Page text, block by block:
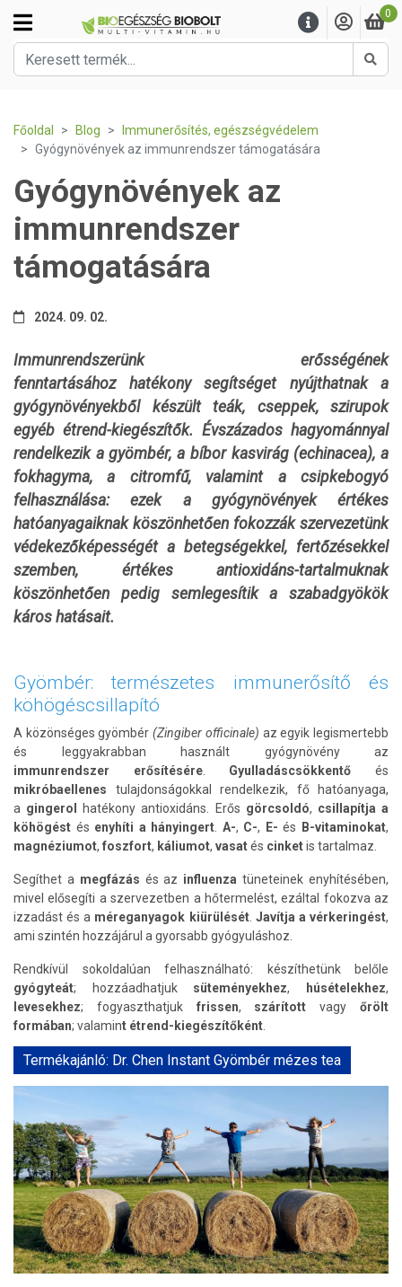
0
Főoldal Blog
Immunerősítés, egészségvédelem
Gyógynövények az immunrendszer támogatására
Gyógynövények az
immunrendszer
támogatására
2024. 09. 02.
Immunrendszerünk erősségének
fenntartásához hatékony segítséget nyújthatnak a
gyógynövényekből készült teák, cseppek, szirupok
egyéb étrend-kiegészítők. Évszázados hagyománnyal
rendelkezik a gyömbér, a bíbor kasvirág (echinacea), a
fokhagyma, a citromfű, valamint a csipkebogyó
felhasználása: ezek a gyógynövények értékes
hatóanyagaiknak köszönhetően fokozzák szervezetünk
védekezőképességét a betegségekkel, fertőzésekkel
szemben, értékes antioxidáns-tartalmuknak
köszönhetően pedig semlegesítik a szabadgyökök
káros hatásait.
Gyömbér: természetes immunerősítő és
köhögéscsillapító
A közönséges gyömbér(Zingiber officinale) az egyik legismertebb
és leggyakrabban használt gyógynövény az
immunrendszer
erősítésére. Gyulladáscsökkentőés
mikróbaellenes tulajdonságokkal rendelkezik, fő hatóanyaga,
a gingerol hatékony antioxidáns. Erős görcsoldó, csillapítja a
köhögést és enyhíti a hányingert A-, C-, E- és B-vitaminokat,
magnéziumot, foszfort, káliumot, vasatés cinketis tartalmaz.
Segíthet a megfázás és az influenzatüneteinek enyhítésében,
mivel elősegíti a szervezetben a hőtermelést, ezáltal fokozva az
izzadást és a méreganyagok kiürülését. Javítja a vérkeringést,
ami szintén hozzájárul a gyorsabb gyógyuláshoz.
Rendkívül sokoldalúan felhasználható: készíthetünk belőle
gyógyteát; hozzáadhatjuk süteményekhez, húsételekhez,
levesekhez; fogyaszthatjuk frissen, szárítottvagyőrölt
formában; valamint étrend-kiegészítőként
Termékajánló: Dr. Chen Instant Gyömbér mézes tea